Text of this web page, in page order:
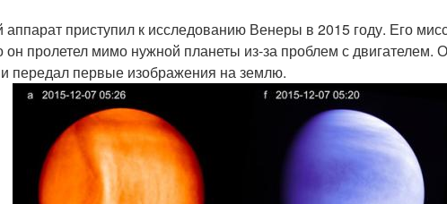
аппарат приступил к исследованию Венеры в 2015 году. Его
он пролетел мимо нужной планеты из-за проблем с двигателем.
передал первые изображения на землю.